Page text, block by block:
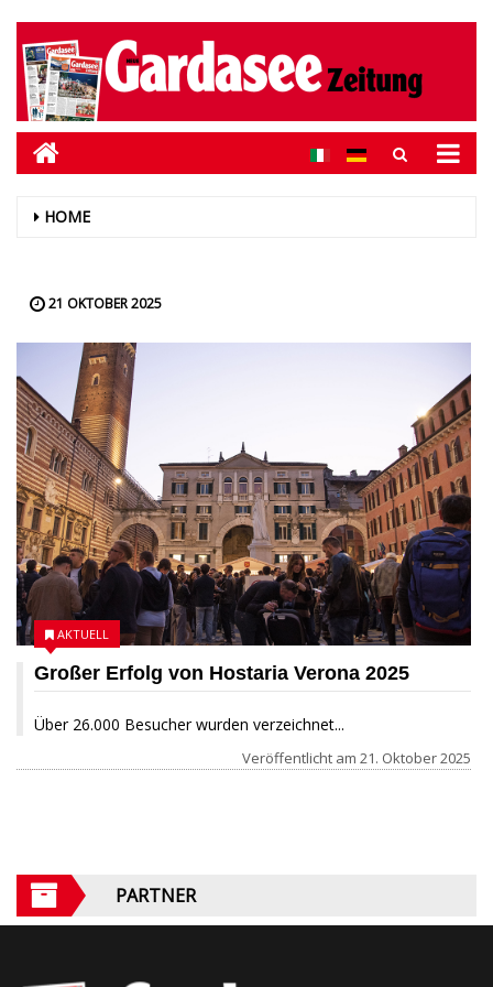
HOME
21 OKTOBER 2025
Großer Erfolg von Hostaria Verona 2025
Über 26.000 Besucher wurden verzeichnet...
AKTUELL
Veröffentlicht am 21. Oktober 2025
PARTNER